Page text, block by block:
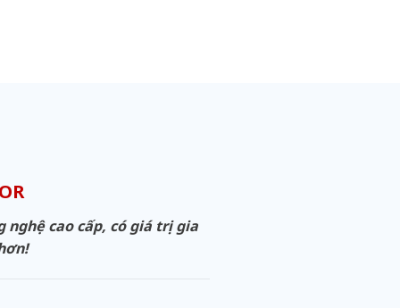
nghệ cao cấp, có giá trị gia